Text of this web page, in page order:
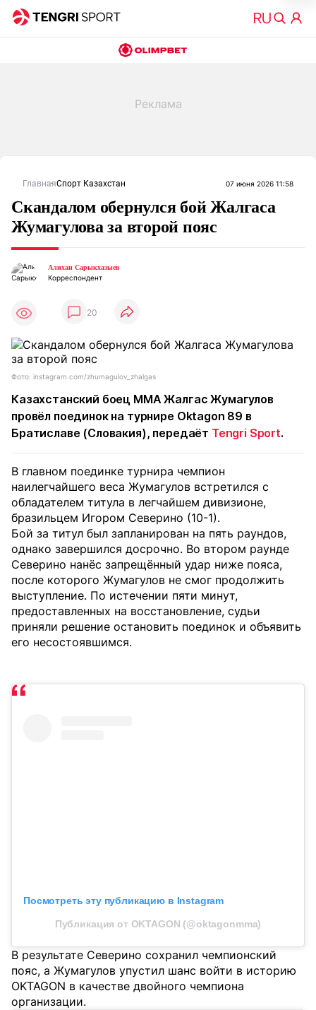
ГлавнаяСпорт Казахстан 07 июня 2026 11:58
Скандалом обернулся бой Жалгаса
Жумагулова за второй пояс
Алихан Сарыкхазыев
Корреспондент
20
Фото: instagram.com/zhumagulov_zhalgas
Казахстанский боец MMA Жалгас Жумагулов
провёл поединок на турнире Oktagon 89 в
Братиславе (Словакия), передаёт Tengri Sport.
В главном поединке турнира чемпион
наилегчайшего веса Жумагулов встретился с
обладателем титула в легчайшем дивизионе,
бразильцем Игором Северино (10-1).
Бой за титул был запланирован на пять раундов,
однако завершился досрочно. Во втором раунде
Северино нанёс запрещённый удар ниже пояса,
после которого Жумагулов не смог продолжить
выступление. По истечении пяти минут,
предоставленных на восстановление, судьи
приняли решение остановить поединок и объявить
его несостоявшимся.
Посмотреть эту публикацию в Instagram
Публикация от OKTAGON (@oktagonmma)
В результате Северино сохранил чемпионский
пояс, а Жумагулов упустил шанс войти в историю
OKTAGON в качестве двойного чемпиона
организации.